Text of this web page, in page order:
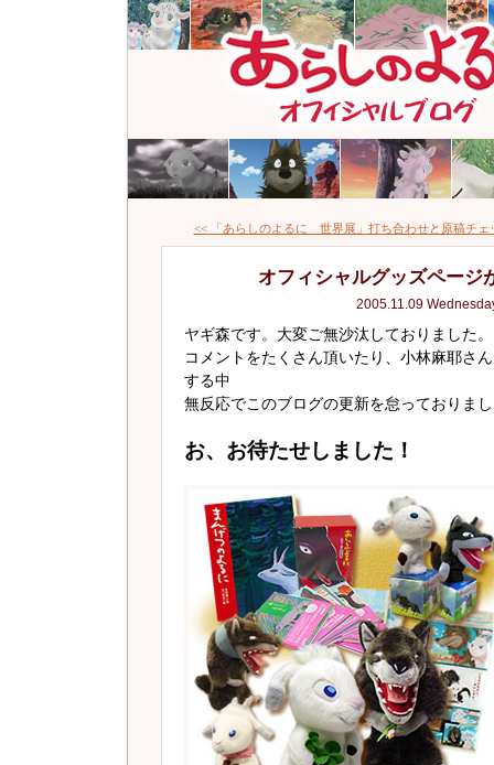
<< 「あらしのよるに 世界展」打ち合わせと原稿チェ
オフィシャルグッズページ
2005.11.09
ヤギ森です。大変ご無沙汰しておりました。
コメントをたくさん頂いたり、小林麻耶さ
する中
無反応でこのブログの更新を怠っておりま
お、お待たせしました！